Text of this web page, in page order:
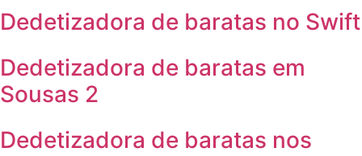
Dedetizadora de baratas no Swift
Dedetizadora de baratas em
Sousas 2
Dedetizadora de baratas nos